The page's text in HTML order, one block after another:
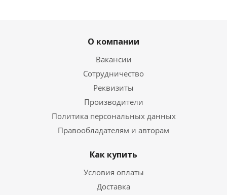
О компании
Вакансии
Сотрудничество
Реквизиты
Производители
Политика персональных данных
Правообладателям и авторам
Как купить
Условия оплаты
Доставка